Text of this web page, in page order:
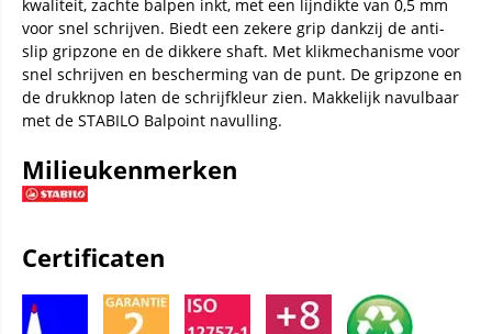
kwaliteit, zachte balpen inkt, met een lijndikte van 0,5 mm
voor snel schrijven. Biedt een zekere grip dankzij de anti-
slip gripzone en de dikkere shaft. Met klikmechanisme voor
snel schrijven en bescherming van de punt. De gripzone en
de drukknop laten de schrijfkleur zien. Makkelijk navulbaar
met de STABILO Balpoint navulling.
Milieukenmerken
Certificaten